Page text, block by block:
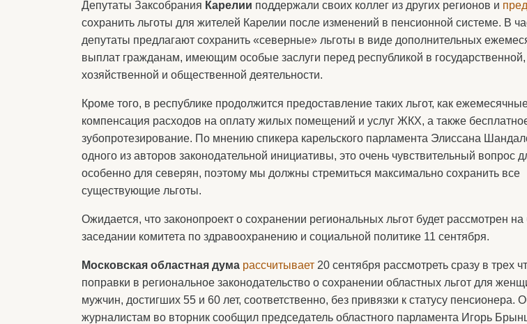
Депутаты Заксобрания Карелии поддержали своих коллег из других регионов и
сохранить льготы для жителей Карелии после изменений в пенсионной системе. В
депутаты предлагают сохранить «северные» льготы в виде дополнительных
выплат гражданам, имеющим особые заслуги перед республикой в государственной,
хозяйственной и общественной деятельности.
Кроме того, в республике продолжится предоставление таких льгот, как
компенсация расходов на оплату жилых помещений и услуг ЖКХ, а также
зубопротезирование. По мнению спикера карельского парламента Элиссана
одного из авторов законодательной инициативы, это очень чувствительный вопрос
особенно для северян, поэтому мы должны стремиться максимально сохранить все
существующие льготы.
Ожидается, что законопроект о сохранении региональных льгот будет рассмотрен
заседании комитета по здравоохранению и социальной политике 11 сентября.
Московская областная дума рассчитывает 20 сентября рассмотреть сразу в трех
поправки в региональное законодательство о сохранении областных льгот для
мужчин, достигших 55 и 60 лет, соответственно, без привязки к статусу пенсионера.
журналистам во вторник сообщил председатель областного парламента Игорь